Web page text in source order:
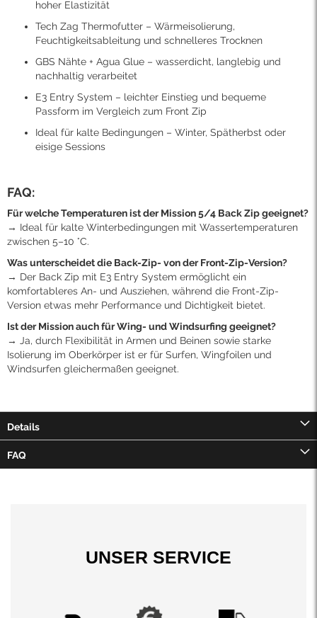
hoher Elastizität
Tech Zag Thermofutter – Wärmeisolierung,
Feuchtigkeitsableitung und schnelleres Trocknen
GBS Nähte + Agua Glue – wasserdicht, langlebig und
nachhaltig verarbeitet
E3 Entry System – leichter Einstieg und bequeme
Passform im Vergleich zum Front Zip
Ideal für kalte Bedingungen – Winter, Spätherbst oder
eisige Sessions
FAQ:
Für welche Temperaturen ist der Mission 5/4 Back Zip geeignet?
→ Ideal für kalte Winterbedingungen mit Wassertemperaturen
zwischen 5–10 °C.
Was unterscheidet die Back-Zip- von der Front-Zip-Version?
→ Der Back Zip mit E3 Entry System ermöglicht ein
komfortableres An- und Ausziehen, während die Front-Zip-
Version etwas mehr Performance und Dichtigkeit bietet.
Ist der Mission auch für Wing- und Windsurfing geeignet?
→ Ja, durch Flexibilität in Armen und Beinen sowie starke
Isolierung im Oberkörper ist er für Surfen, Wingfoilen und
Windsurfen gleichermaßen geeignet.
Details
FAQ
UNSER SERVICE